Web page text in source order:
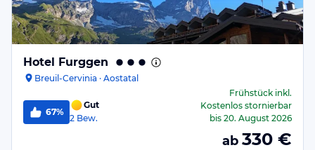
Hotel Furggen
Breuil-Cervinia · Aostatal
67%
Gut
2 Bew.
Frühstückinkl.
Kostenlos stornierbar
bis 20. August 2026
ab 330 €